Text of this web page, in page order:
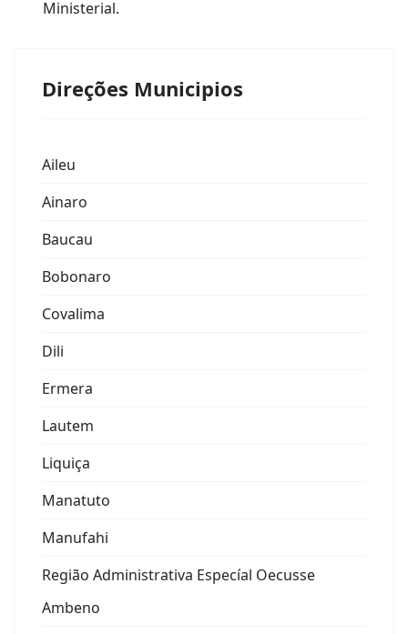
Ministerial.
Direções Municipios
Aileu
Ainaro
Baucau
Bobonaro
Covalima
Dili
Ermera
Lautem
Liquiça
Manatuto
Manufahi
Região Administrativa Especíal Oecusse
Ambeno